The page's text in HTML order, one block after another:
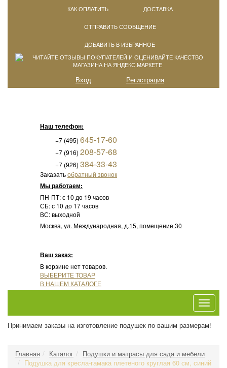
КАК ОПЛАТИТЬ ДОСТАВКА
ОТПРАВИТЬ СООБЩЕНИЕ
ДОБАВИТЬ В ИЗБРАННОЕ
Вход Регистрация
Наш телефон:
+7 (495) 645-17-60
+7 (916) 208-57-68
+7 (926) 384-33-43
Заказатьобратный звонок
Мы работаем:
ПН-ПТ: с 10 до 19 часов
СБ: с 10 до 17 часов
ВС: выходной
Москва, ул. Международная, д.15, помещение 30
Ваш заказ:
В корзине нет товаров.
ВЫБЕРИТЕ ТОВАР
В НАШЕМ КАТАЛОГЕ
Toggle
Принимаем заказы на изготовление подушек по вашим размерам!
Главная Каталог
Подушки и матрасы для сада и мебели
Подушка для кресла-гамака плетеного круглая 60 см, синий